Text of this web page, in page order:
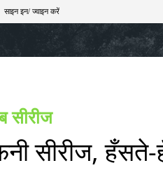
साइन इन/ ज्वाइन करें
खेल टेक – ऑटो
सीरीज
सीरीज, हँसते-